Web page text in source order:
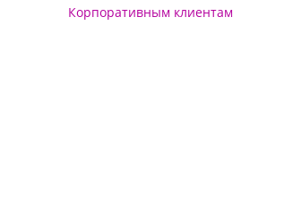
Корпоративным клиентам